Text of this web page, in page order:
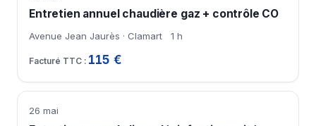
Entretien annuel chaudière gaz + contrôle CO
Avenue Jean Jaurès · Clamart 1 h
115 €
26 mai